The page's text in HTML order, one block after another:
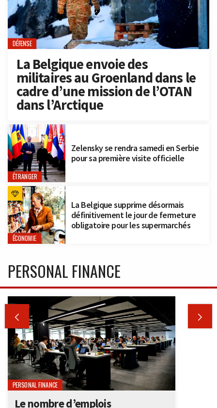
DÉFENSE
La Belgique envoie des
militaires au Groenland dans le
cadre d’une mission de l’OTAN
dans l’Arctique
ÉTRANGER
Zelensky se rendra samedi en Serbie
pour sa première visite officielle
ÉCONOMIE
La Belgique supprime désormais
définitivement le jour de fermeture
obligatoire pour les supermarchés
PERSONAL FINANCE
 
PERSONAL FINANCE
Le nombre d’emplois